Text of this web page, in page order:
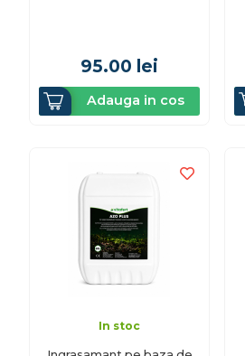
95.00 lei
Adauga in cos
In stoc